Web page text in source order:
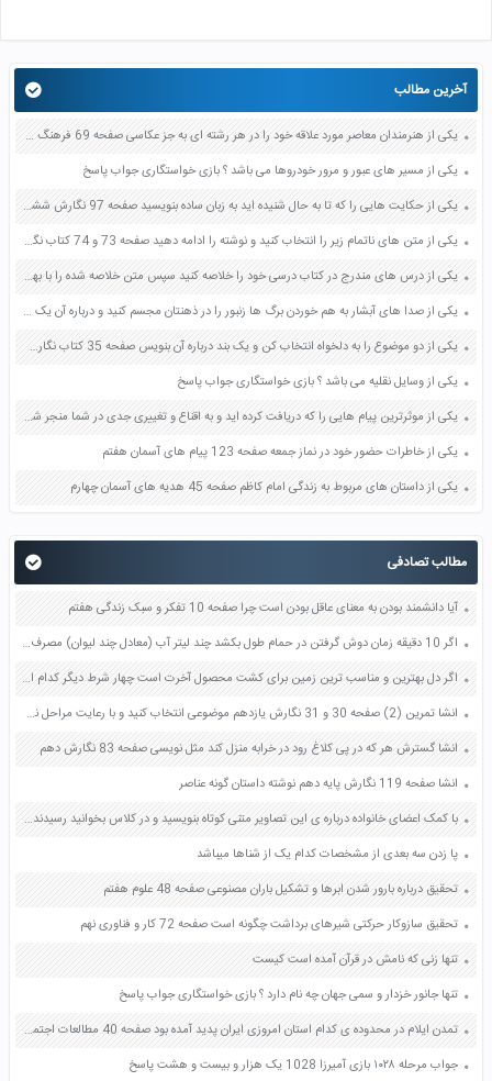
آخرین مطالب
یکی از هنرمندان معاصر مورد علاقه خود را در هر رشته ای به جز عکاسی صفحه 69 فرهنگ و هنر نهم
یکی از مسیر های عبور و مرور خودروها می باشد ؟ بازی خواستگاری جواب پاسخ
یکی از حکایت هایی را که تا به حال شنیده اید به زبان ساده بنویسید صفحه 97 نگارش ششم دبستان
یکی از متن های ناتمام زیر را انتخاب کنید و نوشته را ادامه دهید صفحه 73 و 74 کتاب نگارش فارسی پنجم دبستان
یکی از درس های مندرج در کتاب درسی خود را خلاصه کنید سپس متن خلاصه شده را با بهره گیری از روش های دسته بندی نمودار جدول نقشه مفهومی نشان دهید صفحه 118 نگارش یازدهم
یکی از صدا های آبشار به هم خوردن برگ ها زنبور را در ذهنتان مجسم کنید و درباره آن یک بند بنویسید صفحه 11 نگارش پنجم
یکی از دو موضوع را به دلخواه انتخاب کن و یک بند درباره آن بنویس صفحه 35 کتاب نگارش فارسی سوم
یکی از وسایل نقلیه می باشد ؟ بازی خواستگاری جواب پاسخ
یکی از موثرترین پیام هایی را که دریافت کرده اید و به اقناع و تغییری جدی در شما منجر شده است برسی کنید و علت این تاثیر گذاری قابل توجه را بنویسید صفحه 52 تفکر و سواد رسانه ای دهم
یکی از خاطرات حضور خود در نماز جمعه صفحه 123 پیام های آسمان هفتم
یکی از داستان های مربوط به زندگی امام کاظم صفحه 45 هدیه های آسمان چهارم
مطالب تصادفی
آیا دانشمند بودن به معنای عاقل بودن است چرا صفحه 10 تفکر و سبک زندگی هفتم
اگر 10 دقیقه زمان دوش گرفتن در حمام طول بکشد چند لیتر آب (معادل چند لیوان) مصرف می شود؟ حساب کنید صفحه 85 مطالعات اجتماعی هفتم
اگر دل بهترین و مناسب ترین زمین برای کشت محصول آخرت است چهار شرط دیگر کدام اند صفحه 93 دین و زندگی دهم
انشا تمرین (2) صفحه 30 و 31 نگارش یازدهم موضوعی انتخاب کنید و با رعایت مراحل نوشتن متنی بنویسید
انشا گسترش هر که در پی کلاغ رود در خرابه منزل کند مثل نویسی صفحه 83 نگارش دهم
انشا صفحه 119 نگارش پایه دهم نوشته داستان گونه عناصر
با کمک اعضای خانواده درباره ی این تصاویر متنی کوتاه بنویسید و در کلاس بخوانید رسیدند و علم ایشان از جانب خداوند بوده است صفحه 79 هدیه های آسمان پنجم
پا زدن سه بعدی از مشخصات کدام یک از شناها میباشد
تحقیق درباره بارور شدن ابرها و تشکیل باران مصنوعی صفحه 48 علوم هفتم
تحقیق سازوکار حرکتی شیرهای برداشت چگونه است صفحه 72 کار و فناوری نهم
تنها زنی که نامش در قرآن آمده است کیست
تنها جانور خزدار و سمی جهان چه نام دارد ؟ بازی خواستگاری جواب پاسخ
تمدن ایلام در محدوده ی کدام استان امروزی ایران پدید آمده بود صفحه 40 مطالعات اجتماعی چهارم
جواب مرحله ۱۰۲۸ بازی آمیرزا 1028 یک هزار و بیست و هشت پاسخ